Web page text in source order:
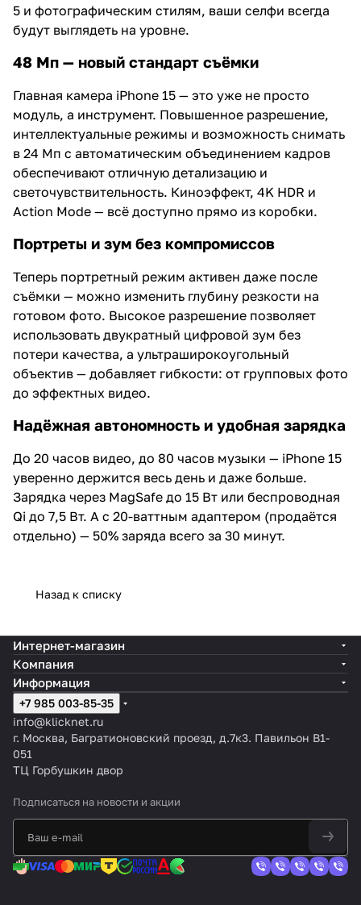
5 и фотографическим стилям, ваши селфи всегда
будут выглядеть на уровне.
48 Мп — новый стандарт съёмки
Главная камера iPhone 15 — это уже не просто
модуль, а инструмент. Повышенное разрешение,
интеллектуальные режимы и возможность снимать
в 24 Мп с автоматическим объединением кадров
обеспечивают отличную детализацию и
светочувствительность. Киноэффект, 4K HDR и
Action Mode — всё доступно прямо из коробки.
Портреты и зум без компромиссов
Теперь портретный режим активен даже после
съёмки — можно изменить глубину резкости на
готовом фото. Высокое разрешение позволяет
использовать двукратный цифровой зум без
потери качества, а ультраширокоугольный
объектив — добавляет гибкости: от групповых фото
до эффектных видео.
Надёжная автономность и удобная зарядка
До 20 часов видео, до 80 часов музыки — iPhone 15
уверенно держится весь день и даже больше.
Зарядка через MagSafe до 15 Вт или беспроводная
Qi до 7,5 Вт. А с 20-ваттным адаптером (продаётся
отдельно) — 50% заряда всего за 30 минут.
Назад к списку
Интернет-магазин
Компания
Информация
+7 985 003-85-35
info@klicknet.ru
г. Москва, Багратионовский проезд, д.7к3. Павильон B1-
051
ТЦ Горбушкин двор
Подписаться на новости и акции